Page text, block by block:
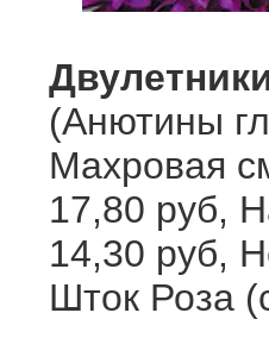
(Анютины
Махровая
17,80 руб,
14,30 руб,
Шток Роза